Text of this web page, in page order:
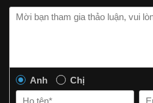
Anh Chị